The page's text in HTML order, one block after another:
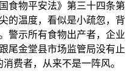
食物平安法》第三十四条第
的温度，看似是小疏忽，背
警示所有食物出产者，企业
尾金堂县市场监管局没有止
费者，从来不是一阵风。